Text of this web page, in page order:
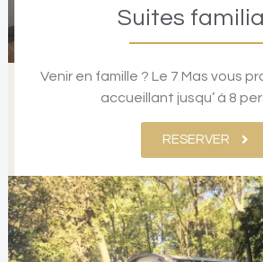
Suites
Venir en famille ? Le 7 Mas vous
accueillant jusqu’ à 8
RESERVER